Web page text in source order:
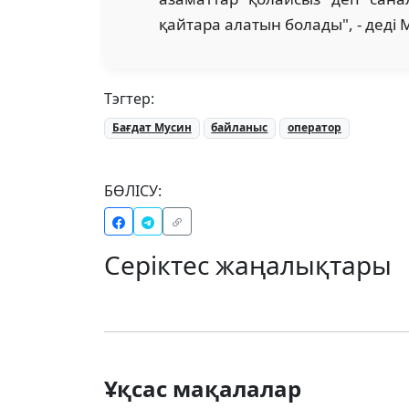
қайтара алатын болады", - деді
Тэгтер:
Бағдат Мусин байланыс оператор
БӨЛІСУ:
Серіктес жаңалықтары
Ұқсас мақалалар